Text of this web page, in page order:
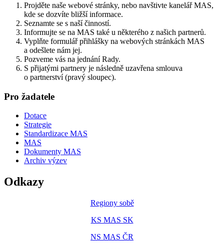
Projděte naše webové stránky, nebo navštivte kanelář MAS,
kde se dozvíte bližší informace.
Seznamte se s naší činností.
Informujte se na MAS také u některého z našich partnerů.
Vyplňte formulář přihlášky na webových stránkách MAS
a odešlete nám jej.
Pozveme vás na jednání Rady.
S přijatými partnery je následně uzavřena smlouva
o partnerství (pravý sloupec).
Pro žadatele
Dotace
Strategie
Standardizace MAS
MAS
Dokumenty MAS
Archiv výzev
Odkazy
Regiony sobě
KS MAS SK
NS MAS ČR